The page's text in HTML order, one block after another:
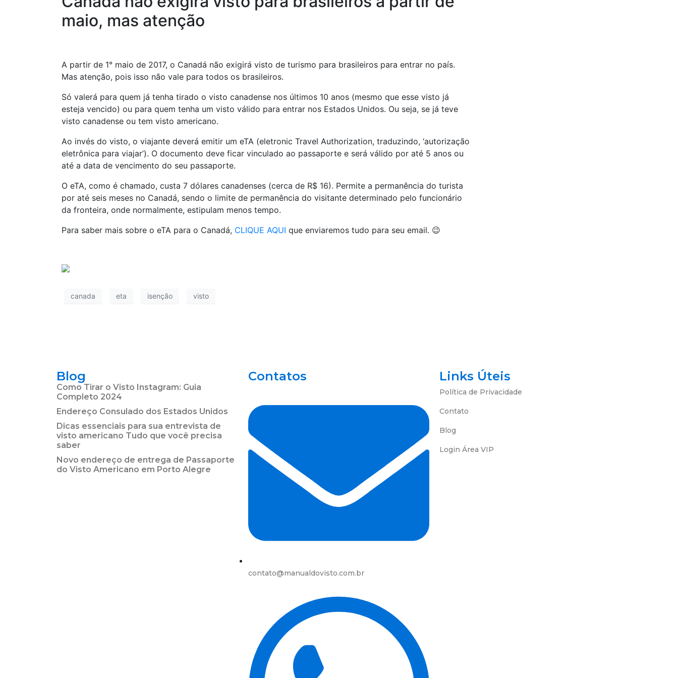
maio, mas atenção
A partir de 1° maio de 2017, o Canadá não exigirá visto de turismo para brasileiros para entrar no país.
Mas atenção, pois isso não vale para todos os brasileiros.
Só valerá para quem já tenha tirado o visto canadense nos últimos 10 anos (mesmo que esse visto já
esteja vencido) ou para quem tenha um visto válido para entrar nos Estados Unidos. Ou seja, se já teve
visto canadense ou tem visto americano.
Ao invés do visto, o viajante deverá emitir um eTA (eletronic Travel Authorization, traduzindo, ‘autorização
eletrônica para viajar’). O documento deve ficar vinculado ao passaporte e será válido por até 5 anos ou
até a data de vencimento do seu passaporte.
O eTA, como é chamado, custa 7 dólares canadenses (cerca de R$ 16). Permite a permanência do turista
por até seis meses no Canadá, sendo o limite de permanência do visitante determinado pelo funcionário
da fronteira, onde normalmente, estipulam menos tempo.
Para saber mais sobre o eTA para o Canadá, CLIQUE AQUI que enviaremos tudo para seu email. 😉
canada eta isenção visto
Blog
Como Tirar o Visto Instagram: Guia
Completo 2024
Endereço Consulado dos Estados Unidos
Dicas essenciais para sua entrevista de
visto americano Tudo que você precisa
saber
Novo endereço de entrega de Passaporte
do Visto Americano em Porto Alegre
Contatos
contato@manualdovisto.com.br
Links Úteis
Política de Privacidade
Contato
Blog
Login Área VIP